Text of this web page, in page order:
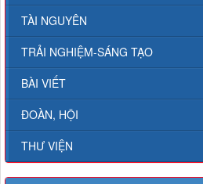
TÀI NGUYÊN
TRẢI NGHIỆM-SÁNG TẠO
BÀI VIẾT
ĐOÀN, HỘI
THƯ VIỆN